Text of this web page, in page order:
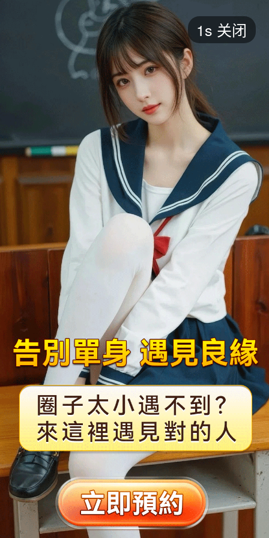
短剧
最热 添加 评分
都市 甜宠 逆袭 玄幻
2025 2024 2023 2022
全部 大陆 香港 台湾 美国 韩国 日本
1s 关闭